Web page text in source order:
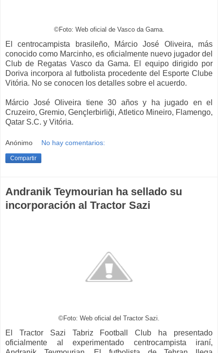
©Foto: Web oficial de Vasco da Gama.
El centrocampista brasileño, Márcio José Oliveira, más
conocido como Marcinho, es oficialmente nuevo jugador del
Club de Regatas Vasco da Gama. El equipo dirigido por
Doriva incorpora al futbolista procedente del Esporte Clube
Vitória. No se conocen los detalles sobre el acuerdo.
Márcio José Oliveira tiene 30 años y ha jugado en el
Cruzeiro, Gremio, Gençlerbirliği, Atletico Mineiro, Flamengo,
Qatar S.C. y Vitória.
Anónimo No hay comentarios:
Compartir
Andranik Teymourian ha sellado su
incorporación al Tractor Sazi
©Foto: Web oficial del Tractor Sazi.
El Tractor Sazi Tabriz Football Club ha presentado
oficialmente al experimentado centrocampista iraní,